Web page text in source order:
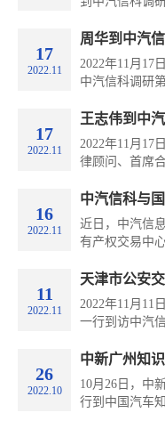
17
2022.11
周华到中汽
2022年11月17
中汽信科调研
17
2022.11
王志伟到中
2022年11月17
律顾问、首席
16
2022.11
中汽信科与
权交易模式
近日，中汽信
有产权交易中
部部长王亚飞
责人，以及其
11
2022.11
天津市公安
汽信科
2022年11月11
一行到访中汽
交通安全管理
26
2022.10
中新广州知
中国汽车知
10月26日，中
行到中国汽车